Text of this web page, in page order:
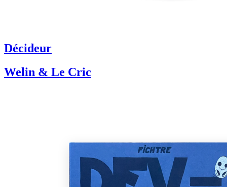
Décideur
Welin & Le Cric